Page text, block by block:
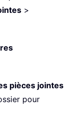
>
pièces jointes
pour